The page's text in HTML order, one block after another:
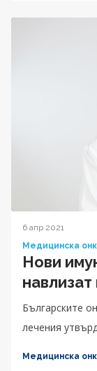
6 апр 2021
Медицинска
Нови
Българските
лечения
Медицинска